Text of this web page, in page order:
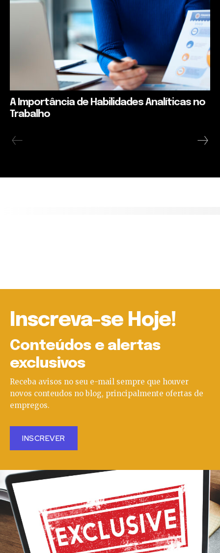
A Importância de Habilidades Analíticas no
Trabalho
Inscreva-se Hoje!
Conteúdos e alertas
exclusivos
Receba avisos no seu e-mail sempre que houver
novos conteudos no blog, principalmente ofertas de
empregos.
INSCREVER